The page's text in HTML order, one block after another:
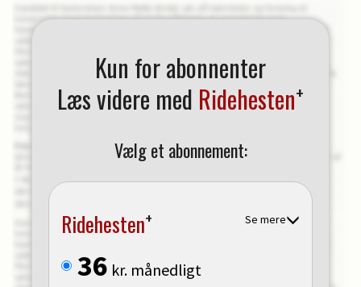
Kun for abonnenter
Læs videre med Ridehesten+
Vælg et abonnement:
Ridehesten+ Se mere
36 kr. månedligt